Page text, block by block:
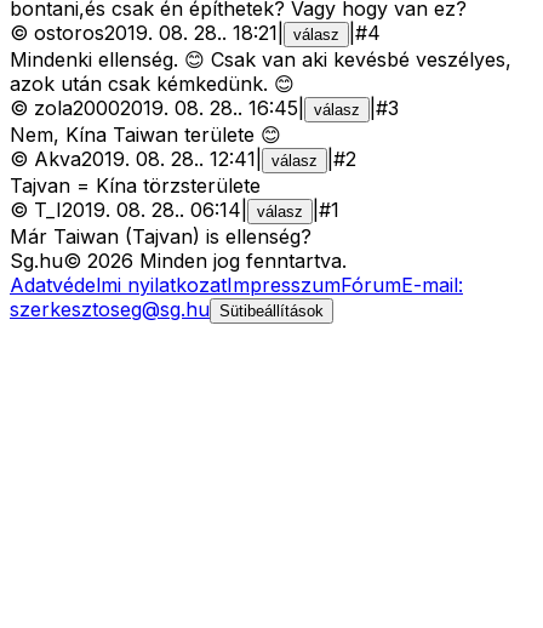
bontani,és csak én építhetek? Vagy hogy van ez?
© ostoros2019. 08. 28.. 18:21 válasz #4
Mindenki ellenség. 😊 Csak van aki kevésbé veszélyes,
azok után csak kémkedünk. 😊
© zola20002019. 08. 28.. 16:45 válasz #3
Nem, Kína Taiwan területe 😊
© Akva2019. 08. 28.. 12:41 válasz #2
Tajvan = Kína törzsterülete
© T_I2019. 08. 28.. 06:14 válasz #1
Már Taiwan (Tajvan) is ellenség?
Sg.hu© 2026 Minden jog fenntartva.
Adatvédelmi nyilatkozatImpresszumFórumE-mail:
szerkesztoseg@sg.hu Sütibeállítások